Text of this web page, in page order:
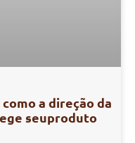
a direção da
seuproduto